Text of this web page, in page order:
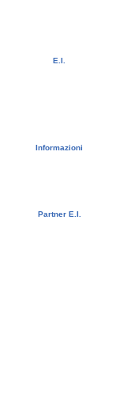
E.I.
Informazioni
Partner E.I.